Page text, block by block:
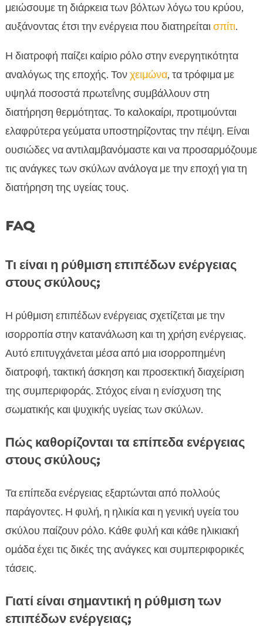
μειώσουμε τη διάρκεια των βόλτων λόγω του κρύου,
αυξάνοντας έτσι την ενέργεια που διατηρείταισπίτι.
Η διατροφή παίζει καίριο ρόλο στην ενεργητικότητα
αναλόγως της εποχής. Τονχειμώνα, τα τρόφιμα με
υψηλά ποσοστά πρωτεΐνης συμβάλλουν στη
διατήρηση θερμότητας. Το καλοκαίρι, προτιμούνται
ελαφρύτερα γεύματα υποστηρίζοντας την πέψη. Είναι
ουσιώδες να αντιλαμβανόμαστε και να προσαρμόζουμε
τις ανάγκες των σκύλων ανάλογα με την εποχή για τη
διατήρηση της υγείας τους.
FAQ
Τι είναι η ρύθμιση επιπέδων ενέργειας
στους σκύλους;
Η ρύθμιση επιπέδων ενέργειας σχετίζεται με την
ισορροπία στην κατανάλωση και τη χρήση ενέργειας.
Αυτό επιτυγχάνεται μέσα από μια ισορροπημένη
διατροφή, τακτική άσκηση και προσεκτική διαχείριση
της συμπεριφοράς. Στόχος είναι η ενίσχυση της
σωματικής και ψυχικής υγείας των σκύλων.
Πώς καθορίζονται τα επίπεδα ενέργειας
στους σκύλους;
Τα επίπεδα ενέργειας εξαρτώνται από πολλούς
παράγοντες. Η φυλή, η ηλικία και η γενική υγεία του
σκύλου παίζουν ρόλο. Κάθε φυλή και κάθε ηλικιακή
ομάδα έχει τις δικές της ανάγκες και συμπεριφορικές
τάσεις.
Γιατί είναι σημαντική η ρύθμιση των
επιπέδων ενέργειας;